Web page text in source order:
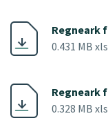
Regneark
0.431 MB xls
Regneark
0.328 MB xls